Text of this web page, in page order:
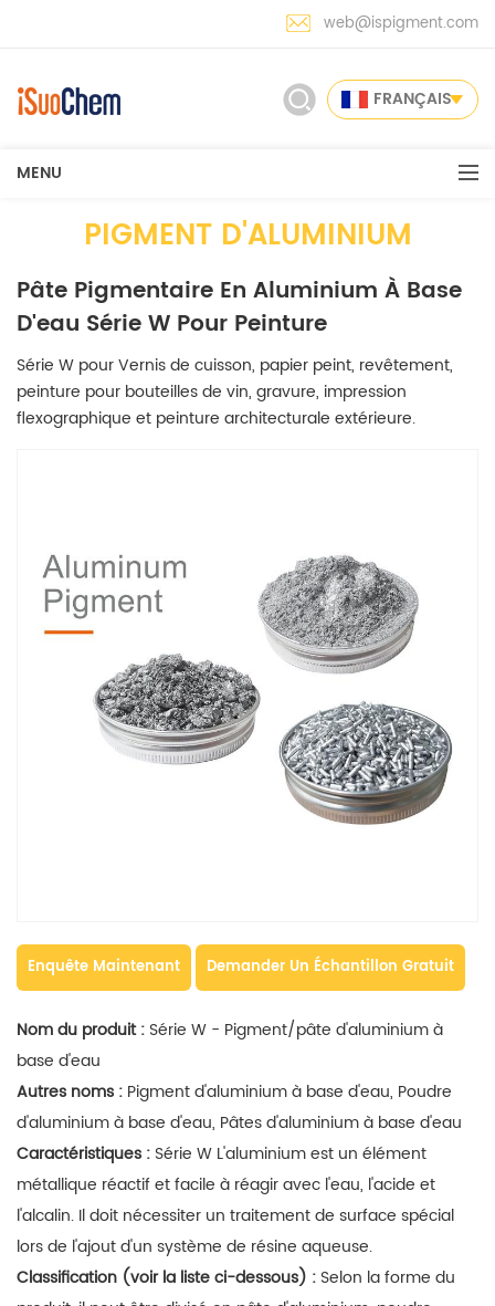
web@ispigment.com
FRANÇAIS
MENU
PIGMENT D'ALUMINIUM
Pâte Pigmentaire En Aluminium À Base
D'eau Série W Pour Peinture
Série W pour Vernis de cuisson, papier peint, revêtement,
peinture pour bouteilles de vin, gravure, impression
flexographique et peinture architecturale extérieure.
Enquête Maintenant Demander Un Échantillon Gratuit
Nom du produit : Série W - Pigment/pâte d'aluminium à
base d'eau
Autres noms : Pigment d'aluminium à base d'eau, Poudre
d'aluminium à base d'eau, Pâtes d'aluminium à base d'eau
Caractéristiques : Série W L'aluminium est un élément
métallique réactif et facile à réagir avec l'eau, l'acide et
l'alcalin. Il doit nécessiter un traitement de surface spécial
lors de l'ajout d'un système de résine aqueuse.
Classification (voir la liste ci-dessous) : Selon la forme du